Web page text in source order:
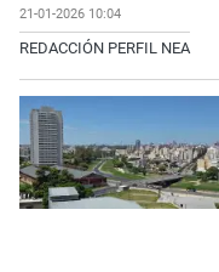
21-01-2026 10:04
REDACCIÓN PERFIL NEA